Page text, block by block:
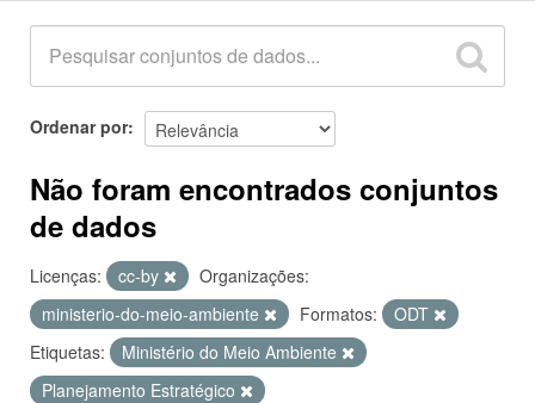
Ordenar por
Não foram encontrados conjuntos
de dados
Licenças: cc-by
Organizações:
ministerio-do-meio-ambiente
Formatos:
ODT
Etiquetas:
Ministério do Meio Ambiente
Planejamento Estratégico